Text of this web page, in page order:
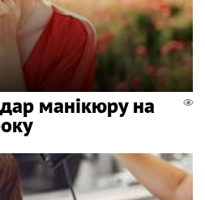
манікюру на